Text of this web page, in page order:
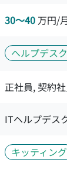
30〜40 万円/
ヘルプデスク
正社員, 契約
ITヘルプデス
キッティング